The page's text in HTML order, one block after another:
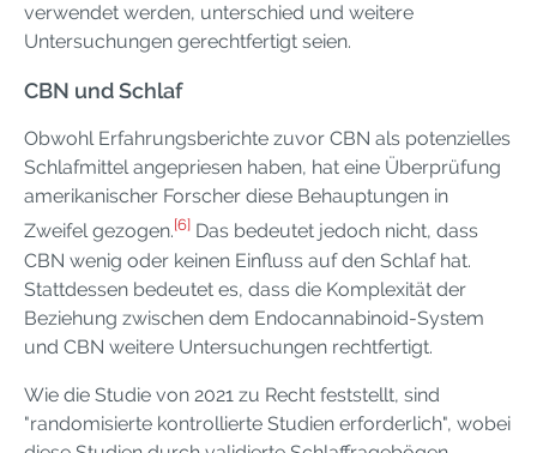
verwendet werden, unterschied und weitere
Untersuchungen gerechtfertigt seien.
CBN und Schlaf
Obwohl Erfahrungsberichte zuvor CBN als potenzielles
Schlafmittel angepriesen haben, hat eine Überprüfung
amerikanischer Forscher diese Behauptungen in
Zweifel gezogen.[6] Das bedeutet jedoch nicht, dass
CBN wenig oder keinen Einfluss auf den Schlaf hat.
Stattdessen bedeutet es, dass die Komplexität der
Beziehung zwischen dem Endocannabinoid-System
und CBN weitere Untersuchungen rechtfertigt.
Wie die Studie von 2021 zu Recht feststellt, sind
"randomisierte kontrollierte Studien erforderlich", wobei